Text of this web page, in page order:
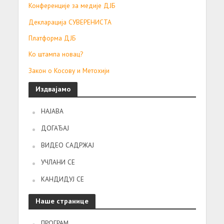
Конференције за медије ДЈБ
Декларација СУВЕРЕНИСТА
Платформа ДЈБ
Ко штампа новац?
Закон о Косову и Метохији
Издвајамо
НАЈАВА
ДОГАЂАЈ
ВИДЕО САДРЖАЈ
УЧЛАНИ СЕ
КАНДИДУЈ СЕ
Наше странице